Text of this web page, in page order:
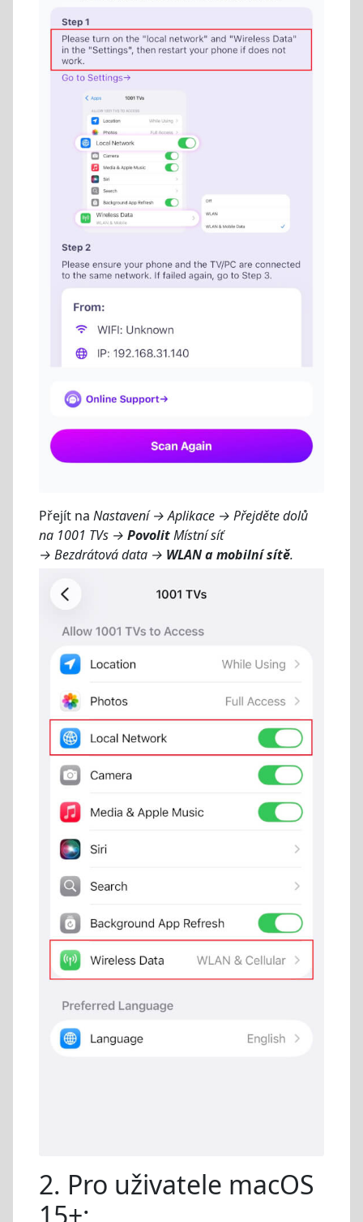
Přejít na Nastavení → Aplikace → Přejděte dolů
na 1001 TVs → PovolitMístní síť
→ Bezdrátová data → WLAN a mobilní sítě.
2. Pro uživatele macOS
15+: